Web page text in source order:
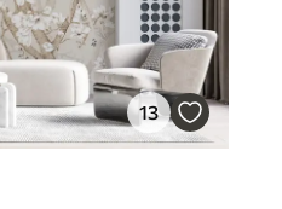
13